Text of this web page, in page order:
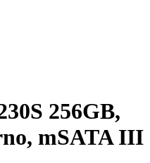
256GB,
mSATA III